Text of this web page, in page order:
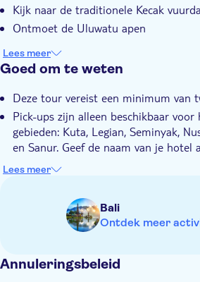
Instant confirmation
E-Voucher
Kijk naar de traditionele Kecak
Ontmoet de Uluwatu apen
Lees meer
Goed om te weten
Deze tour vereist een minimum van
Pick-ups zijn alleen beschikbaar
gebieden: Kuta, Legian, Seminyak,
en Sanur. Geef de naam van je hotel
Neem iets mee voor op je hoofd
Voor deze trip gelden niet onze
annuleringsvoorwaarden. Als je wil
terugbetaling.
Lees meer
Bali
Ontdek meer
Annuleringsbeleid